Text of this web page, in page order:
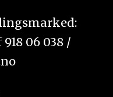
06 038 /